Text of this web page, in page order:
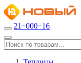
21−000−16